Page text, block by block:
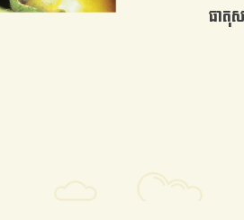
ធាតុ